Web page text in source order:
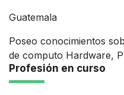
Guatemala
Poseo conocimientos
de computo Hardware,
Profesión en curso